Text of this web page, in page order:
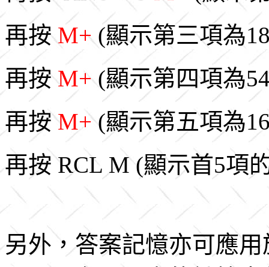
再按M+(顯示第三項為
再按M+(顯示第四項為
再按M+(顯示第五項為
再按 RCL M (顯示首5項
另外，答案記憶亦可應